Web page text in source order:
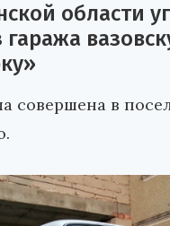
области
гаража
совершена в